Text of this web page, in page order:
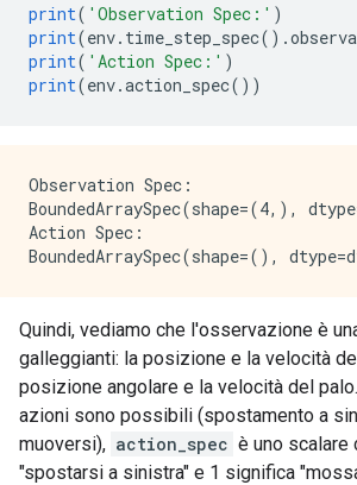
print( 'Observation Spec:' )
print(env. time_step_spec().
print( 'Action Spec:' )
print(env.action_spec())
Observation Spec:
BoundedArraySpec(shape=(4,),
Action Spec:
Quindi, vediamo che l'osservazione è
galleggianti: la posizione e la velocità
posizione angolare e la velocità del
azioni sono possibili (spostamento a
muoversi), action_spec è uno scalare
"spostarsi a sinistra" e 1 significa